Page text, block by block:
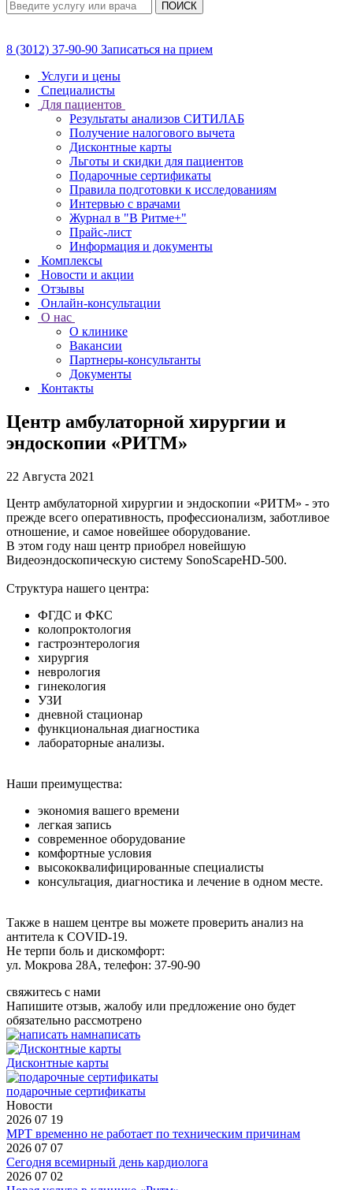
ПОИСК
8 (3012) 37-90-90 Записаться на прием
Услуги и цены
Специалисты
Для пациентов
Результаты анализов СИТИЛАБ
Получение налогового вычета
Дисконтные карты
Льготы и скидки для пациентов
Подарочные сертификаты
Правила подготовки к исследованиям
Интервью с врачами
Журнал в "В Ритме+"
Прайс-лист
Информация и документы
Комплексы
Новости и акции
Отзывы
Онлайн-консультации
О нас
О клинике
Вакансии
Партнеры-консультанты
Документы
Контакты
Центр амбулаторной хирургии и
эндоскопии «РИТМ»
22 Августа 2021
Центр амбулаторной хирургии и эндоскопии «РИТМ» - это
прежде всего оперативность, профессионализм, заботливое
отношение, и самое новейшее оборудование.
В этом году наш центр приобрел новейшую
Видеоэндоскопическую систему SonoScapeHD-500.
Структура нашего центра:
ФГДС и ФКС
колопроктология
гастроэнтерология
хирургия
неврология
гинекология
УЗИ
дневной стационар
функциональная диагностика
лабораторные анализы.
Наши преимущества:
экономия вашего времени
легкая запись
современное оборудование
комфортные условия
высококвалифицированные специалисты
консультация, диагностика и лечение в одном месте.
Также в нашем центре вы можете проверить анализ на
антитела к COVID-19.
Не терпи боль и дискомфорт:
ул. Мокрова 28А, телефон: 37-90-90
свяжитесь с нами
Напишите отзыв, жалобу или предложение оно будет
обязательно рассмотрено
написать
Дисконтные карты
подарочные сертификаты
Новости
2026 07 19
МРТ временно не работает по техническим причинам
2026 07 07
Сегодня всемирный день кардиолога
2026 07 02